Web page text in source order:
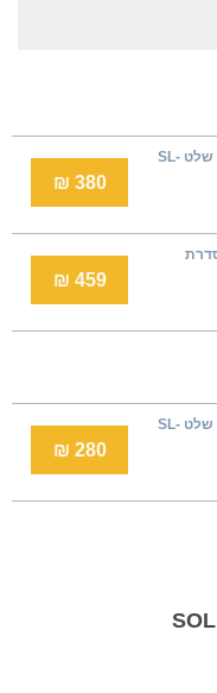
מאוורר תליה מתכתי כולל שלט SL-
380 ₪
18" מסדרת
459 ₪
מאוורר תליה מתכתי כולל שלט SL-
280 ₪